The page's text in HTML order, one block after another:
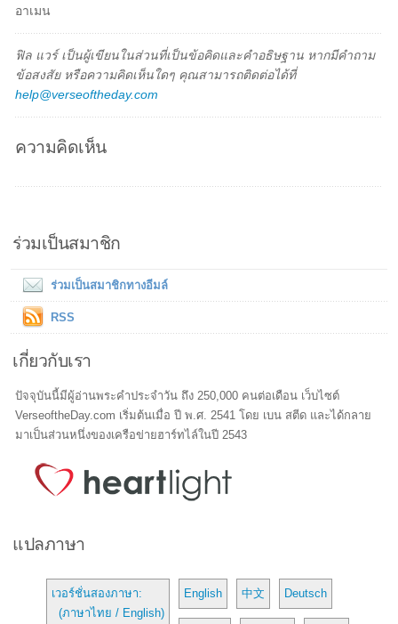
อาเมน
ฟิล แวร์ เป็นผู้เขียนในส่วนที่เป็นข้อคิดและคำอธิษฐาน หากมีคำถาม
ข้อสงสัย หรือความคิดเห็นใดๆ คุณสามารถติดต่อได้ที่
help@verseoftheday.com
ความคิดเห็น
ร่วมเป็นสมาชิก
ร่วมเป็นสมาชิกทางอีมล์
RSS
เกี่ยวกับเรา
ปัจจุบันนี้มีผู้อ่านพระคำประจำวัน ถึง 250,000 คนต่อเดือน เว็บไซต์
VerseoftheDay.com เริ่มต้นเมื่อ ปี พ.ศ. 2541 โดย เบน สตีด และได้กลาย
มาเป็นส่วนหนึ่งของเครือข่ายฮาร์ทไล์ในปี 2543
แปลภาษา
เวอร์ชั่นสองภาษา:
(ภาษาไทย / English)
English 中文 Deutsch